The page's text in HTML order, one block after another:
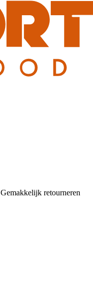
Gemakkelijk retourneren